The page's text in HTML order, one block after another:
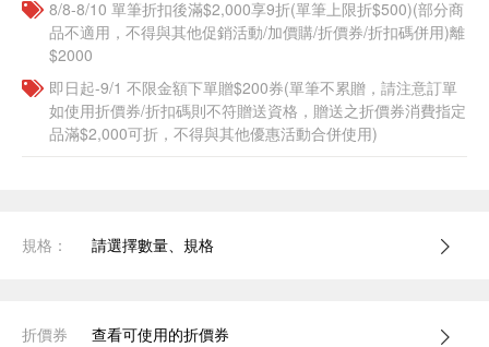
8/8-8/10 單筆折扣後滿$2,000享9折(單筆上限折$500)(部分商
品不適用，不得與其他促銷活動/加價購/折價券/折扣碼併用)離
$2000
即日起-9/1 不限金額下單贈$200券(單筆不累贈，請注意訂單
如使用折價券/折扣碼則不符贈送資格，贈送之折價券消費指定
品滿$2,000可折，不得與其他優惠活動合併使用)
規格： 請選擇數量、規格
折價券 查看可使用的折價券